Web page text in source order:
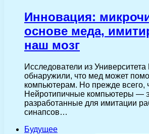
Инновация:
основе меда,
наш мозг
Исследователи из
обнаружили, что мед может
компьютерам. Но прежде всего,
Нейротипичные компьютеры —
разработанные для имитации
синапсов…
Будущее